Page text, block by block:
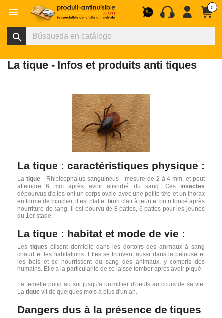
 0
search
La tique - Infos et produits anti tiques
La tique : caractéristiques physique :
La tique - Rhipicephalus sanguineus - mesure de 2 à 4 mm, et peut
atteindre 6 mm après avoir absorbé du sang. Ces insectes
dépourvus d'ailes ont un corps ovale avec une petite tête et un thorax
en forme de bouclier, il est plat et brun clair à jeun et brun foncé après
nourriture de sang. Il est pourvu de 8 pattes, 6 pattes pour les jeunes
du 1er stade.
La tique : habitat et mode de vie :
Les tiquesélisent domicile dans les dortoirs des animaux à sang
chaud et les habitations. Elles se trouvent aussi dans la pelouse et
les bois et se nourrissent du sang des animaux, y compris des
humains. Elle a la particularité de se laisse tomber après avoir piqué.
La femelle pond au sol jusqu'à un millier d'oeufs au cours de sa vie.
La tique vit de quelques mois à plus d'un an.
Dangers dus à la présence de tiques